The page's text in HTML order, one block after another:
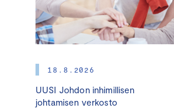
18.8.2026
UUSI Johdon inhimillisen
johtamisen verkosto